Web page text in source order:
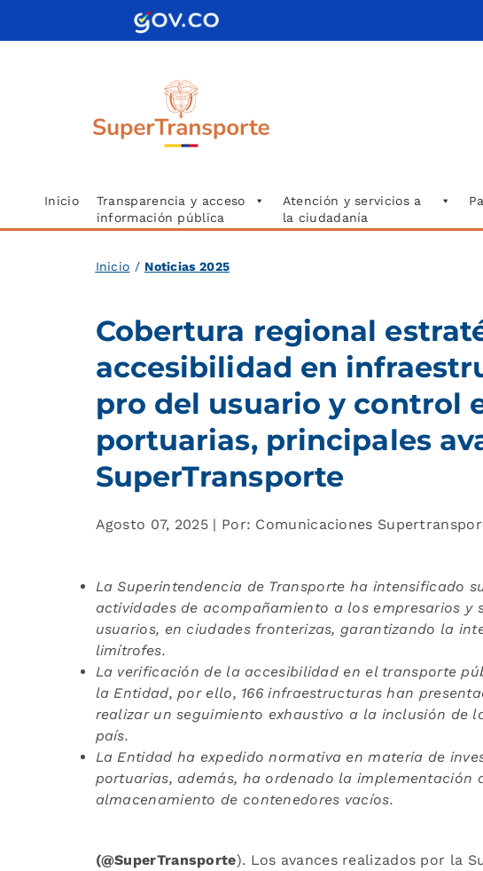
Inicio
Transparencia y acceso
información pública
Atención y servicios a
la ciudadanía
Inicio / Noticias 2025
Cobertura regional
accesibilidad en
pro del usuario y control
portuarias, principales
SuperTransporte
Agosto 07, 2025 | Por: Comunicaciones
La Superintendencia de Transporte ha intensificado
actividades de acompañamiento a los empresarios y
usuarios, en ciudades fronterizas, garantizando la
limítrofes.
La verificación de la accesibilidad en el transporte
la Entidad, por ello, 166 infraestructuras han
realizar un seguimiento exhaustivo a la inclusión de
país.
La Entidad ha expedido normativa en materia de
portuarias, además, ha ordenado la implementación
almacenamiento de contenedores vacíos.
(@SuperTransporte). Los avances realizados por la